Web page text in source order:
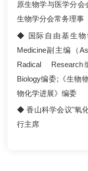
原生物学与医学分
生物学分会常务理事
◆ 国际自由基生物
Medicine副主编（
Radical Research
Biology编委;《生物
物化学进展》编委
◆ 香山科学会议"氧
行主席